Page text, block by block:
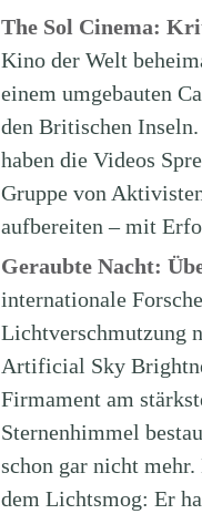
The Sol Cinema:
Kino der Welt
einem umgebauten
den Britischen
haben die Videos
Gruppe von
aufbereiten – mit
Geraubte Nacht:
internationale
Lichtverschmutzung
Artificial Sky
Firmament am
Sternenhimmel
schon gar nicht
dem Lichtsmog: Er